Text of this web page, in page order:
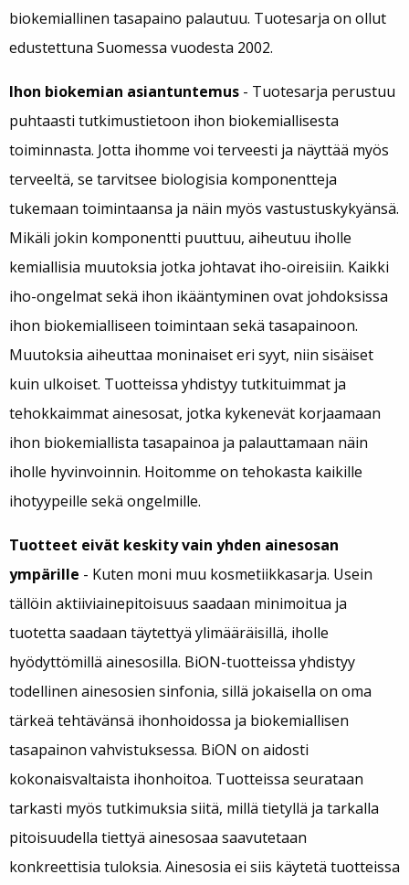
biokemiallinen tasapaino palautuu. Tuotesarja on ollut
edustettuna Suomessa vuodesta 2002.
Ihon biokemian asiantuntemus - Tuotesarja perustuu
puhtaasti tutkimustietoon ihon biokemiallisesta
toiminnasta. Jotta ihomme voi terveesti ja näyttää myös
terveeltä, se tarvitsee biologisia komponentteja
tukemaan toimintaansa ja näin myös vastustuskykyänsä.
Mikäli jokin komponentti puuttuu, aiheutuu iholle
kemiallisia muutoksia jotka johtavat iho-oireisiin. Kaikki
iho-ongelmat sekä ihon ikääntyminen ovat johdoksissa
ihon biokemialliseen toimintaan sekä tasapainoon.
Muutoksia aiheuttaa moninaiset eri syyt, niin sisäiset
kuin ulkoiset. Tuotteissa yhdistyy tutkituimmat ja
tehokkaimmat ainesosat, jotka kykenevät korjaamaan
ihon biokemiallista tasapainoa ja palauttamaan näin
iholle hyvinvoinnin. Hoitomme on tehokasta kaikille
ihotyypeille sekä ongelmille.
Tuotteet eivät keskity vain yhden ainesosan
ympärille - Kuten moni muu kosmetiikkasarja. Usein
tällöin aktiiviainepitoisuus saadaan minimoitua ja
tuotetta saadaan täytettyä ylimääräisillä, iholle
hyödyttömillä ainesosilla. BiON-tuotteissa yhdistyy
todellinen ainesosien sinfonia, sillä jokaisella on oma
tärkeä tehtävänsä ihonhoidossa ja biokemiallisen
tasapainon vahvistuksessa. BiON on aidosti
kokonaisvaltaista ihonhoitoa. Tuotteissa seurataan
tarkasti myös tutkimuksia siitä, millä tietyllä ja tarkalla
pitoisuudella tiettyä ainesosaa saavutetaan
konkreettisia tuloksia. Ainesosia ei siis käytetä tuotteissa